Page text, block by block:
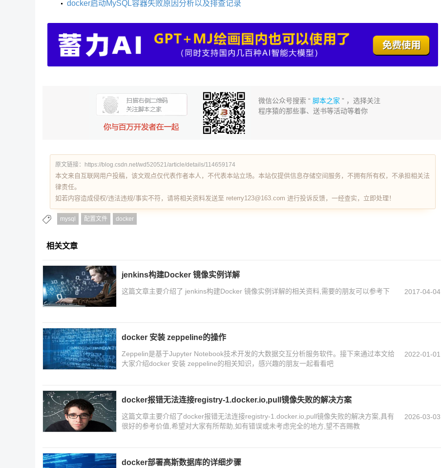
docker启动MySQL容器失败原因分析以及排查记录
微信公众号搜索 “ 脚本之家 ” ，选择关注
程序猿的那些事、送书等活动等着你
原文链接：https://blog.csdn.net/wd520521/article/details/114659174
本文来自互联网用户投稿，该文观点仅代表作者本人，不代表本站立场。本站仅提供信息存储空间服务，不拥有所有权，不承担相关法
律责任。
如若内容造成侵权/违法违规/事实不符，请将相关资料发送至 reterry123@163.com 进行投诉反馈，一经查实，立即处理！
mysql 配置文件 docker
相关文章
jenkins构建Docker 镜像实例详解
这篇文章主要介绍了 jenkins构建Docker 镜像实例详解的相关资料,需要的朋友可以参考下 2017-04-04
docker 安装 zeppeline的操作
Zeppelin是基于Jupyter Notebook技术开发的大数据交互分析服务软件。接下来通过本文给
大家介绍docker 安装 zeppeline的相关知识，感兴趣的朋友一起看看吧
2022-01-01
docker报错无法连接registry-1.docker.io,pull镜像失败的解决方案
这篇文章主要介绍了docker报错无法连接registry-1.docker.io,pull镜像失败的解决方案,具有
很好的参考价值,希望对大家有所帮助,如有错误或未考虑完全的地方,望不吝赐教
2026-03-03
docker部署高斯数据库的详细步骤